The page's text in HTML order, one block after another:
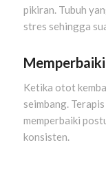
pikiran. Tubuh
stres sehingga
Ketika otot
seimbang.
memperbaiki
konsisten.